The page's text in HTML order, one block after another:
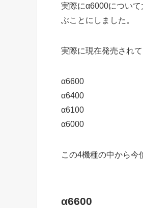
実際にα6000につい
ぶことにしました。
実際に現在発売され
α6600
α6400
α6100
α6000
この4機種の中から今
α6600